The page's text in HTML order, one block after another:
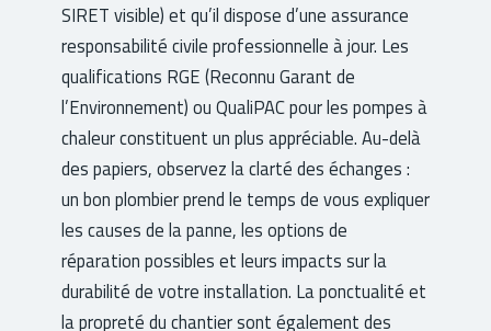
SIRET visible) et qu’il dispose d’une assurance
responsabilité civile professionnelle à jour. Les
qualifications RGE (Reconnu Garant de
l’Environnement) ou QualiPAC pour les pompes à
chaleur constituent un plus appréciable. Au-delà
des papiers, observez la clarté des échanges :
un bon plombier prend le temps de vous expliquer
les causes de la panne, les options de
réparation possibles et leurs impacts sur la
durabilité de votre installation. La ponctualité et
la propreté du chantier sont également des